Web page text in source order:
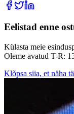
Eelistad enne
Külasta meie
Oleme avatud T-R:
Klõpsa siia, et näha